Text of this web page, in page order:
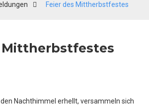
Feier des Mittherbstfestes
Mittherbstfestes
Nachthimmel erhellt, versammeln sich